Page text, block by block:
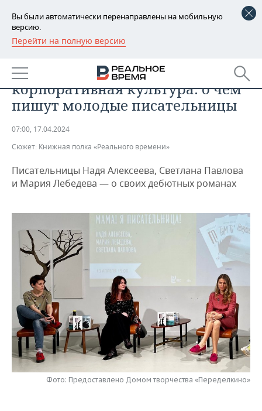
Вы были автоматически перенаправлены на мобильную
версию.
Перейти на полную версию
РЕГИОНЫ
БАШКОРТОСТАН
ТАТАРСТАН
НОВОСТИ
АНАЛИТИКА
ДЕКЛАРАЦИИ О ДОХОДАХ
КОРОЛИ ГОСЗАКАЗА ПФО
КОМУ ПРИНАДЛЕЖАТ
ТОРГОВЫЕ ЦЕНТРЫ
ТАТАРСТАНА
НОВОСТИ ЭКОНОМИКИ
ФИНАНСЫ
БЮДЖЕТ
ИНВЕСТИЦИИ
ПРОМЫШЛЕННОСТЬ
НОВОСТИ
ПРОМЫШЛЕННОСТИ
АГРОПРОМ
МАШИНОСТРОЕНИЕ
НЕФТЕХИМИЯ
НЕФТЬ
ОПК
ЭНЕРГЕТИКА
НЕДВИЖИМОСТЬ
НОВОСТИ АВТО
БИЗНЕС
НОВОСТИ БИЗНЕСА
РОЗНИЧНАЯ ТОРГОВЛЯ
ТРАНСПОРТ
УСЛУГИ
ТЕХНОЛОГИИ
НОВОСТИ ТЕХНОЛОГИЙ
IT
МЕДИА
ТЕЛЕКОММУНИКАЦИИ
МЕРОПРИЯТИЯ
НОВОСТИ МЕРОПРИЯТИЙ
ВЫЕЗДНАЯ РЕДАКЦИЯ
БИЗНЕС-БРАНЧИ
СПОРТ
НОВОСТИ СПОРТА
ФУТБОЛ
ОБЩЕСТВО
НОВОСТИ ОБЩЕСТВА
ФОТОГАЛЕРЕЯ
Валаам, депрессия и
корпоративная культура: о чем
пишут молодые писательницы
07:00, 17.04.2024
Сюжет: Книжная полка «Реального времени»
Писательницы Надя Алексеева, Светлана Павлова
и Мария Лебедева — о своих дебютных романах
Фото: Предоставлено Домом творчества «Переделкино»